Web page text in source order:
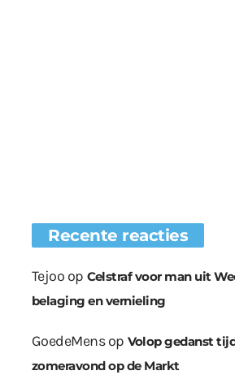
Recente reacties
Tejoo op Celstraf voor man uit
belaging en vernieling
GoedeMensop Volop gedanst
zomeravond op de Markt